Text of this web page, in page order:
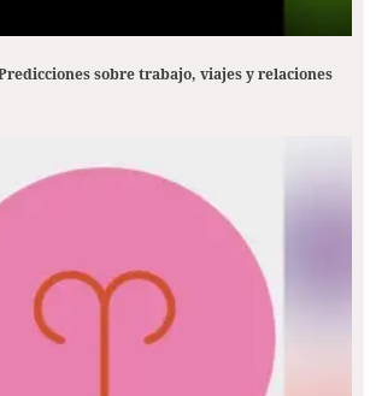
sobre trabajo, viajes y relaciones